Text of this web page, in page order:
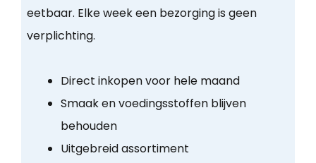
eetbaar. Elke week een bezorging is geen
verplichting.
Direct inkopen voor hele maand
Smaak en voedingsstoffen blijven
behouden
Uitgebreid assortiment